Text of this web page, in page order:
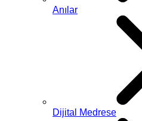
Anılar
Dijital Medrese